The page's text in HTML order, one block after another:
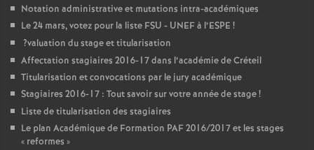
Notation administrative et mutations intra-académiques
Le 24 mars, votez pour la liste FSU - UNEFà l’ESPE !
?valuation du stage et titularisation
Affectation stagiaires 2016-17 dans l’académie de Créteil
Titularisation et convocations par le jury académique
Stagiaires 2016-17 : Tout savoir sur votre année de stage!
Liste de titularisation des stagiaires
Le plan Académique de Formation PAF2016/2017 et les stages
« reformes »